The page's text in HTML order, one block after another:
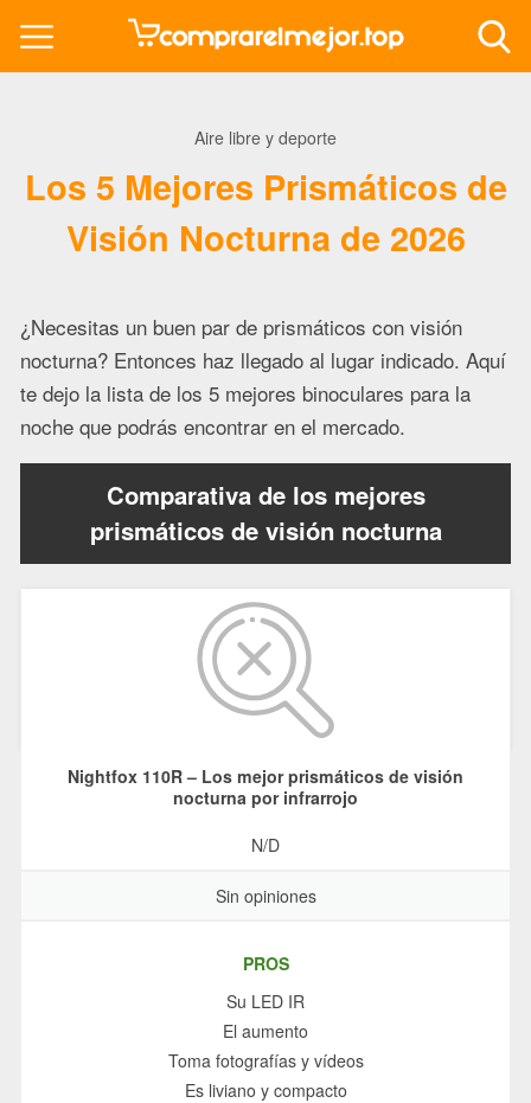
Aire libre y deporte
Los 5 Mejores Prismáticos de
Visión Nocturna de 2026
¿Necesitas un buen par de prismáticos con visión
nocturna? Entonces haz llegado al lugar indicado. Aquí
te dejo la lista de los 5 mejores binoculares para la
noche que podrás encontrar en el mercado.
Comparativa de los mejores
prismáticos de visión nocturna
Nightfox 110R – Los mejor prismáticos de visión
nocturna por infrarrojo
N/D
Sin opiniones
PROS
Su LED IR
El aumento
Toma fotografías y vídeos
Es liviano y compacto